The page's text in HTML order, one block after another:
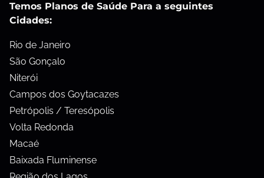
Temos Planos de Saúde Para a seguintes
Cidades:
Rio de Janeiro
São Gonçalo
Niterói
Campos dos Goytacazes
Petrópolis / Teresópolis
Volta Redonda
Macaé
Baixada Fluminense